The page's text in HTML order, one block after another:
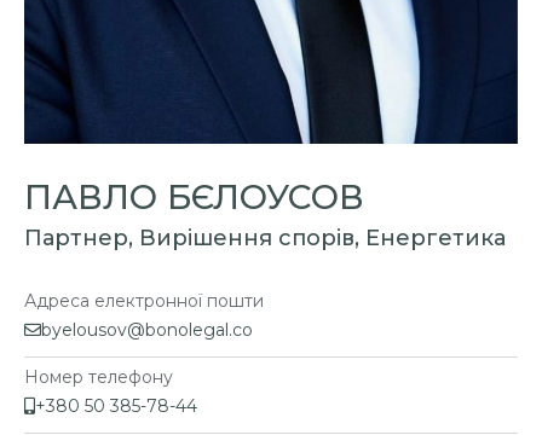
ПАВЛО БЄЛОУСОВ
Партнер, Вирішення спорів, Енергетика
Адреса електронної пошти
byelousov@bonolegal.co
Номер телефону
+380 50 385-78-44